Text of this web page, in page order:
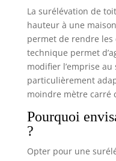
La surélévation de
hauteur à une
permet de rendre les
technique permet
modifier l’emprise
particulièrement
moindre mètre carré
Pourquoi
?
Opter pour une